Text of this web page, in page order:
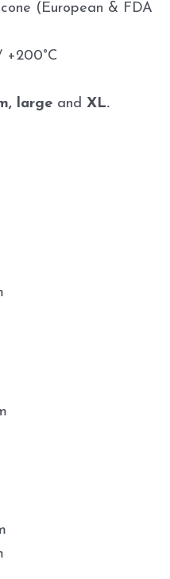
(European & FDA
+200°C
large and XL.